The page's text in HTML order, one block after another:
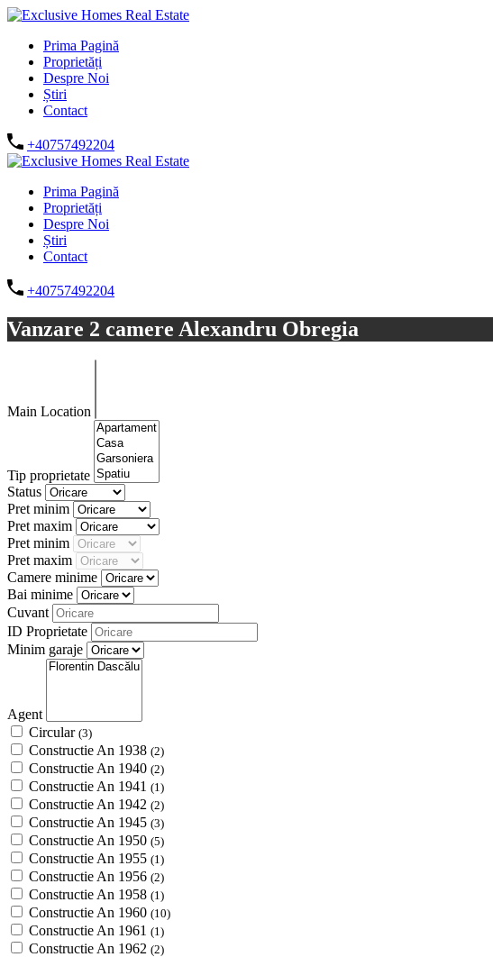
Prima Pagină
Proprietăți
Despre Noi
Știri
Contact
+40757492204
Prima Pagină
Proprietăți
Despre Noi
Știri
Contact
+40757492204
Vanzare 2 camere Alexandru Obregia
Main Location
Tip proprietate
Status
Pret minim
Pret maxim
Pret minim
Pret maxim
Camere minime
Bai minime
Cuvant
ID Proprietate
Minim garaje
Agent
Circular (3)
Constructie An 1938 (2)
Constructie An 1940 (2)
Constructie An 1941 (1)
Constructie An 1942 (2)
Constructie An 1945 (3)
Constructie An 1950 (5)
Constructie An 1955 (1)
Constructie An 1956 (2)
Constructie An 1958 (1)
Constructie An 1960 (10)
Constructie An 1961 (1)
Constructie An 1962 (2)